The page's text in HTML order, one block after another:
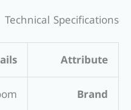
Technical Specifications
Attribute
Brand